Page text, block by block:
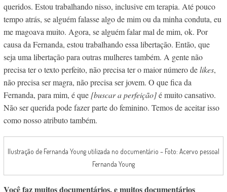
queridos. Estou trabalhando nisso, inclusive em terapia. Até pouco
tempo atrás, se alguém falasse algo de mim ou da minha conduta, eu
me magoava muito. Agora, se alguém falar mal de mim, ok. Por
causa da Fernanda, estou trabalhando essa libertação. Então, que
seja uma libertação para outras mulheres também. A gente não
precisa ter o texto perfeito, não precisa ter o maior número delikes,
não precisa ser magra, não precisa ser jovem. O que fica da
Fernanda, para mim, é que [buscar a perfeição]é muito cansativo.
Não ser querida pode fazer parte do feminino. Temos de aceitar isso
como nosso atributo também.
Ilustração de Fernanda Young utilizada no documentário – Foto: Acervo pessoal
Fernanda Young
Você faz muitos documentários, e muitos documentários